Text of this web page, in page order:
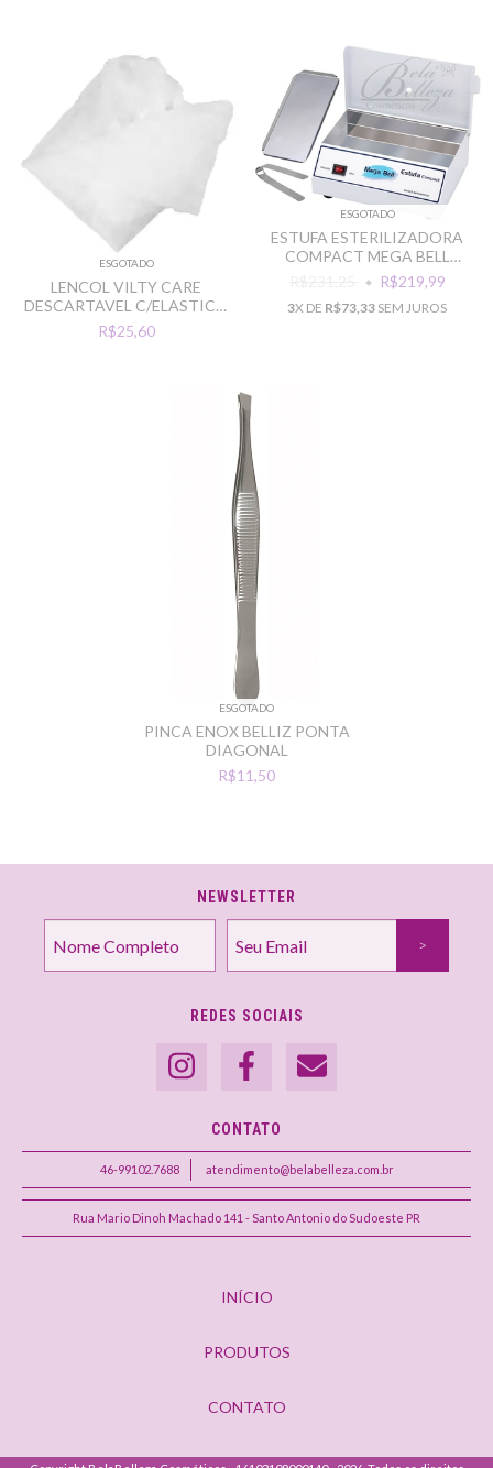
ESGOTADO
LENCOL VILTY CARE
DESCARTAVEL C/ELASTICO
2,15MTX90CM C/10UN
R$25,60
ESGOTADO
ESTUFA ESTERILIZADORA
COMPACT MEGA BELL
ESTERELIX C/PINCA
R$231,25 R$219,99
3X DE R$73,33 SEM JUROS
ESGOTADO
PINCA ENOX BELLIZ PONTA
DIAGONAL
R$11,50
NEWSLETTER
REDES SOCIAIS
CONTATO
46-99102.7688 atendimento@belabelleza.com.br
Rua Mario Dinoh Machado 141 - Santo Antonio do Sudoeste PR
INÍCIO
PRODUTOS
CONTATO